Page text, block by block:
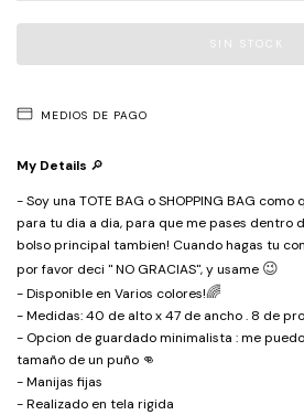
MEDIOS DE PAGO
My Details 🔎
- Soy una TOTE BAG o SHOPPING BAG
para tu dia a dia, para que me pases dentro
bolso principal tambien! Cuando hagas tu
por favor deci " NO GRACIAS", y usame 😉
- Disponible en Varios colores!🌈
- Medidas: 40 de alto x 47 de ancho . 8 de
- Opcion de guardado minimalista : me
tamaño de un puño 👊
- Manijas fijas
- Realizado en tela rigida